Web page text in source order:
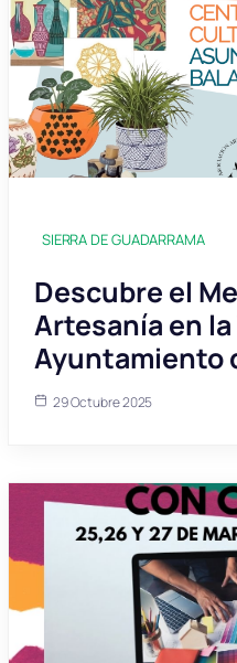
SIERRA DE GUADARRAMA
Descubre el
Artesanía en la
Ayuntamiento
29 Octubre 2025